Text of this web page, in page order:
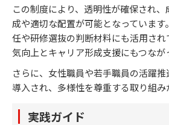
この制度により、透明性が確保され
成や適切な配置が可能となっていま
任や研修選抜の判断材料にも活用さ
気向上とキャリア形成支援にもつなが
さらに、女性職員や若手職員の活躍
導入され、多様性を尊重する取り組み
実践ガイド